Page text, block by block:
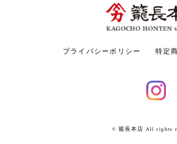
プライバシーポリシー 特定
© 籠長本店 All rights